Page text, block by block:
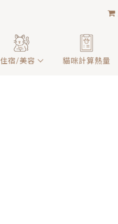
住宿/美容 貓咪計算熱量